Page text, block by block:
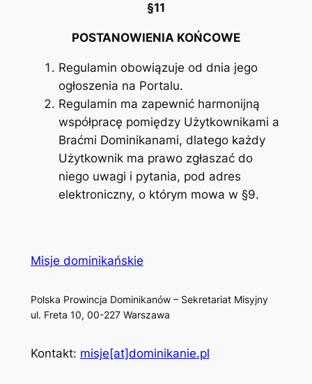
§11
POSTANOWIENIA KOŃCOWE
Regulamin obowiązuje od dnia jego
ogłoszenia na Portalu.
Regulamin ma zapewnić harmonijną
współpracę pomiędzy Użytkownikami a
Braćmi Dominikanami, dlatego każdy
Użytkownik ma prawo zgłaszać do
niego uwagi i pytania, pod adres
elektroniczny, o którym mowa w §9.
Misje dominikańskie
Polska Prowincja Dominikanów – Sekretariat Misyjny
ul. Freta 10, 00-227 Warszawa
Kontakt: misje[at]dominikanie.pl